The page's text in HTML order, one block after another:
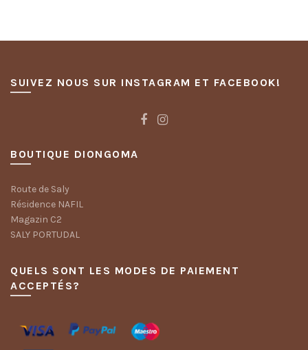
SUIVEZ NOUS SUR INSTAGRAM ET FACEBOOK!
BOUTIQUE DIONGOMA
Route de Saly
Résidence NAFIL
Magazin C2
SALY PORTUDAL
QUELS SONT LES MODES DE PAIEMENT
ACCEPTÉS?